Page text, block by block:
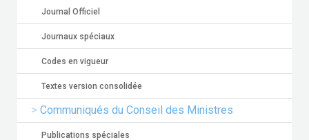
Journal Officiel
Journaux spéciaux
Codes en vigueur
Textes version consolidée
Communiqués du Conseil des Ministres
Publications spéciales